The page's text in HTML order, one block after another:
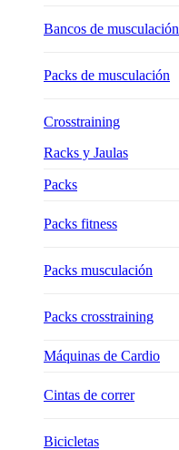
Bancos de musculación
Packs de musculación
Crosstraining
Racks y Jaulas
Packs
Packs fitness
Packs musculación
Packs crosstraining
Máquinas de Cardio
Cintas de correr
Bicicletas